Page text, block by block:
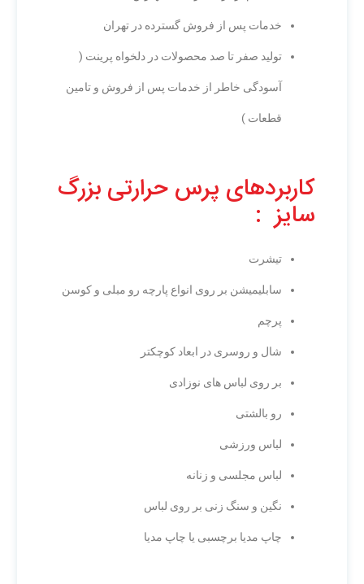
خدمات پس از فروش گسترده در تهران
تولید صفر تا صد محصولات در دلخواه پرینت (
آسودگی خاطر از خدمات پس از فروش و تامین
قطعات )
کاربردهای پرس حرارتی بزرگ
سایز :
تیشرت
سابلیمیشن بر روی انواع پارچه رو مبلی و کوسن
پرچم
شال و روسری در ابعاد کوچکتر
بر روی لباس های نوزادی
رو بالشتی
لباس ورزشی
لباس مجلسی و زنانه
نگین و سنگ زنی بر روی لباس
چاپ مدیا برچسبی یا چاپ مدیا